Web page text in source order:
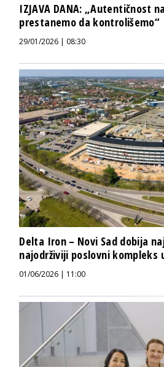
IZJAVA DANA: „Autentičnost
prestanemo da kontrolišemo“
29/01/2026 | 08:30
Delta Iron – Novi Sad dobija
najodrživiji poslovni kompleks
01/06/2026 | 11:00